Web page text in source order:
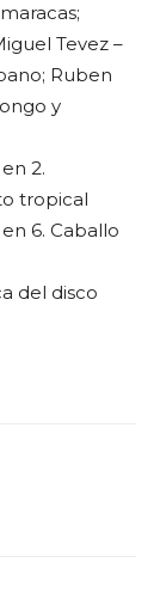
Tevez –
Ruben
y
2.
tropical
6. Caballo
del disco